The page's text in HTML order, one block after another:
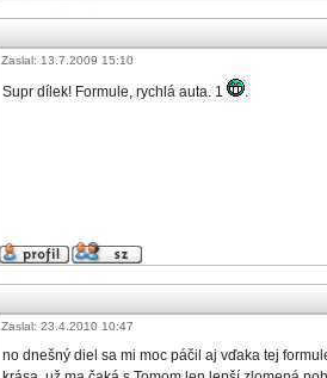
Zaslal: 13.7.2009 15:10
Supr dílek! Formule, rychlá auta. 1 .
Zaslal: 23.4.2010 10:47
no dnešný diel sa mi moc páčil aj vďaka tej